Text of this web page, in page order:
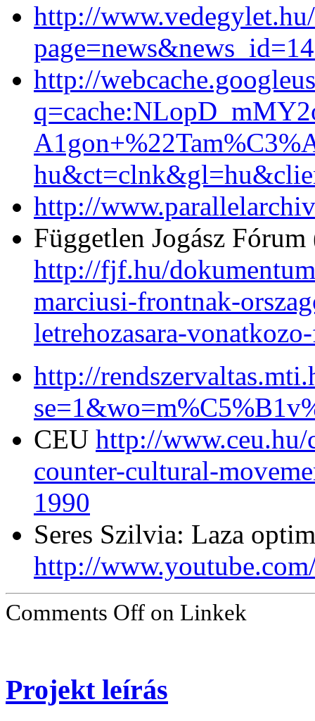
http://
http://
http://
Független Jogász
http://fjf.hu/
marciusi-frontnak-
letrehozasara-
http://
CEU http://www.ceu.hu/
counter-cultural-
1990
Seres Szilvia: Laza
http://
Comments Off on Linkek
Projekt leírás